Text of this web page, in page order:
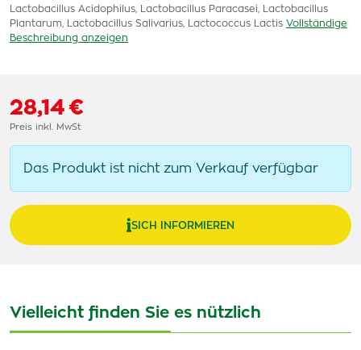
Lactobacillus Acidophilus, Lactobacillus Paracasei, Lactobacillus
Plantarum, Lactobacillus Salivarius, Lactococcus Lactis Vollständige
Beschreibung anzeigen
28,14 €
Preis inkl. MwSt
Das Produkt ist nicht zum Verkauf verfügbar
SICH INFORMIEREN
Vielleicht finden Sie es nützlich